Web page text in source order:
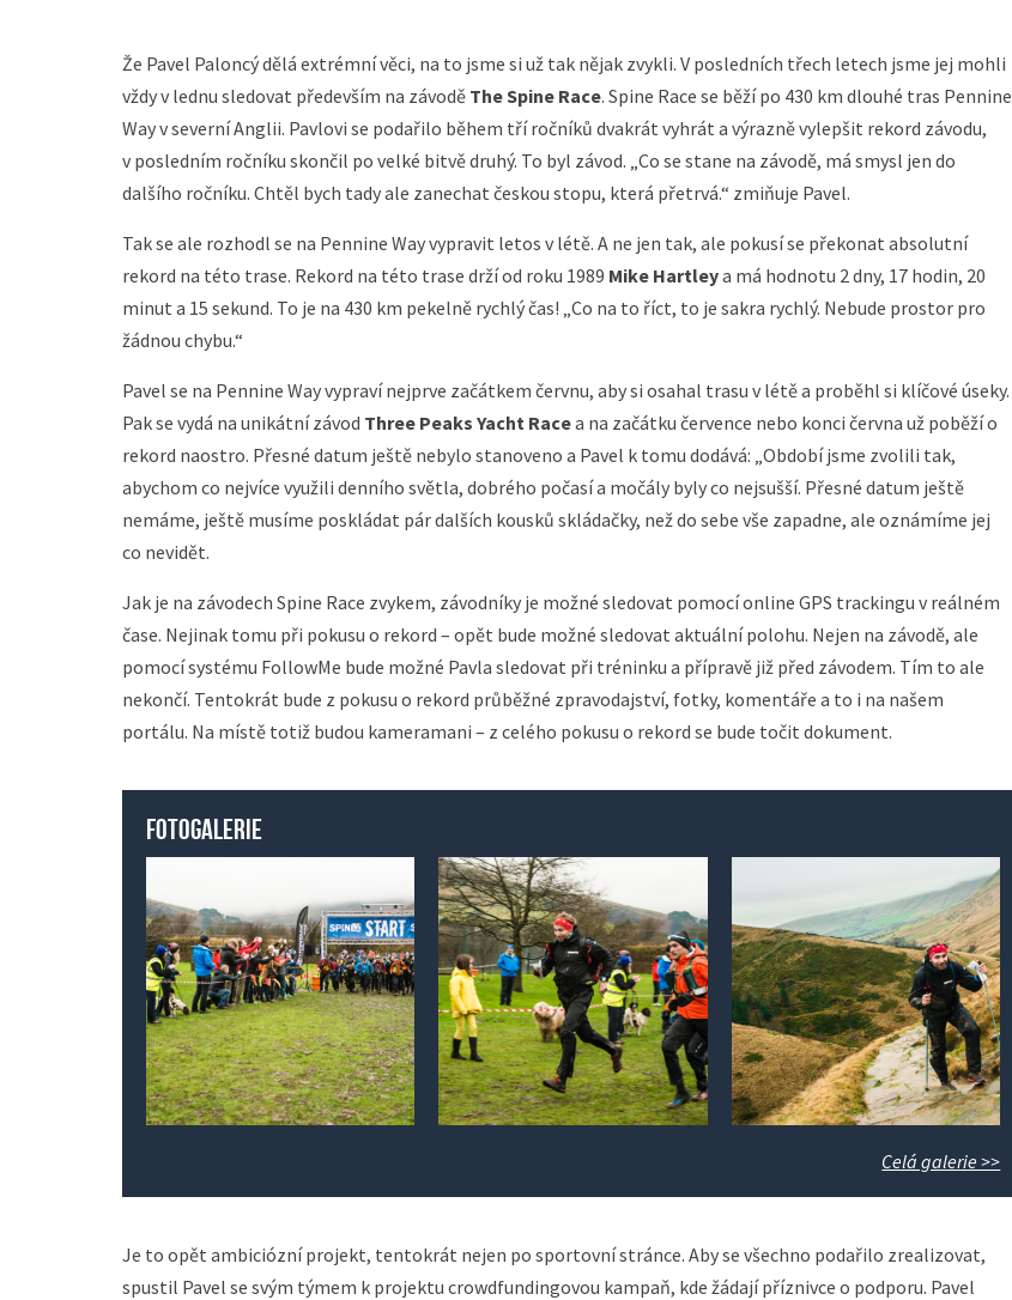
Že Pavel Paloncý dělá extrémní věci, na to jsme si už tak nějak zvykli. V posledních třech letech jsme jej mohli
vždy v lednu sledovat především na závodě The Spine Race. Spine Race se běží po 430 km dlouhé tras Pennine
Way v severní Anglii. Pavlovi se podařilo během tří ročníků dvakrát vyhrát a výrazně vylepšit rekord závodu,
v posledním ročníku skončil po velké bitvě druhý. To byl závod. „Co se stane na závodě, má smysl jen do
dalšího ročníku. Chtěl bych tady ale zanechat českou stopu, která přetrvá.“ zmiňuje Pavel.
Tak se ale rozhodl se na Pennine Way vypravit letos v létě. A ne jen tak, ale pokusí se překonat absolutní
rekord na této trase. Rekord na této trase drží od roku 1989 Mike Hartleya má hodnotu 2 dny, 17 hodin, 20
minut a 15 sekund. To je na 430 km pekelně rychlý čas! „Co na to říct, to je sakra rychlý. Nebude prostor pro
žádnou chybu.“
Pavel se na Pennine Way vypraví nejprve začátkem červnu, aby si osahal trasu v létě a proběhl si klíčové úseky.
Pak se vydá na unikátní závod Three Peaks Yacht Racea na začátku července nebo konci června už poběží o
rekord naostro. Přesné datum ještě nebylo stanoveno a Pavel k tomu dodává: „Období jsme zvolili tak,
abychom co nejvíce využili denního světla, dobrého počasí a močály byly co nejsušší. Přesné datum ještě
nemáme, ještě musíme poskládat pár dalších kousků skládačky, než do sebe vše zapadne, ale oznámíme jej
co nevidět.
Jak je na závodech Spine Race zvykem, závodníky je možné sledovat pomocí online GPS trackingu v reálném
čase. Nejinak tomu při pokusu o rekord – opět bude možné sledovat aktuální polohu. Nejen na závodě, ale
pomocí systému FollowMe bude možné Pavla sledovat při tréninku a přípravě již před závodem. Tím to ale
nekončí. Tentokrát bude z pokusu o rekord průběžné zpravodajství, fotky, komentáře a to i na našem
portálu. Na místě totiž budou kameramani – z celého pokusu o rekord se bude točit dokument.
Fotogalerie
Celá galerie >>
Je to opět ambiciózní projekt, tentokrát nejen po sportovní stránce. Aby se všechno podařilo zrealizovat,
spustil Pavel se svým týmem k projektu crowdfundingovou kampaň, kde žádají příznivce o podporu. Pavel